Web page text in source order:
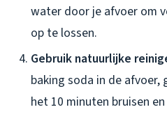
water door je afvoer om
op te lossen.
Gebruik natuurlijke
baking soda in de
het 10 minuten bruisen